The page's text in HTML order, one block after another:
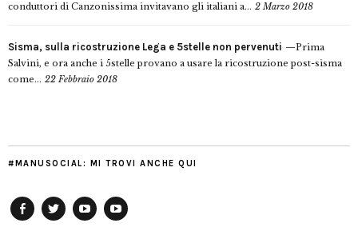
conduttori di Canzonissima invitavano gli italiani a... 2 Marzo 2018
Sisma, sulla ricostruzione Lega e 5stelle non pervenuti
Prima
Salvini, e ora anche i 5stelle provano a usare la ricostruzione post-sisma
come... 22 Febbraio 2018
#MANUSOCIAL: MI TROVI ANCHE QUI